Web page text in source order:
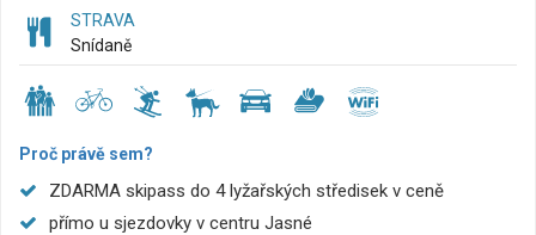
STRAVA
Snídaně
Proč právě sem?
ZDARMA skipass do 4 lyžařských středisek v ceně
přímo u sjezdovky v centru Jasné